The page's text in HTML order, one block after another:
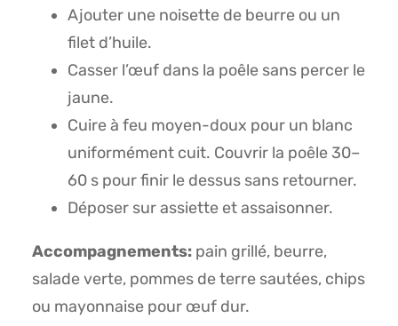
Ajouter une noisette de beurre ou un
filet d’huile.
Casser l’œuf dans la poêle sans percer le
jaune.
Cuire à feu moyen-doux pour un blanc
uniformément cuit. Couvrir la poêle 30–
60 s pour finir le dessus sans retourner.
Déposer sur assiette et assaisonner.
Accompagnements: pain grillé, beurre,
salade verte, pommes de terre sautées, chips
ou mayonnaise pour œuf dur.